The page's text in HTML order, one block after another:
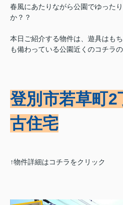
春風にあたりながら公園でゆった
か？？
本日ご紹介する物件は、遊具はも
も備わっている公園近くのコチラの
登別市若草町
古住宅
↑物件詳細はコチラをクリック